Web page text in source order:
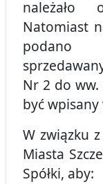
należało
Natomiast
podano
Nr 2 do ww.
być
W związku
Miasta
Spółki, aby: